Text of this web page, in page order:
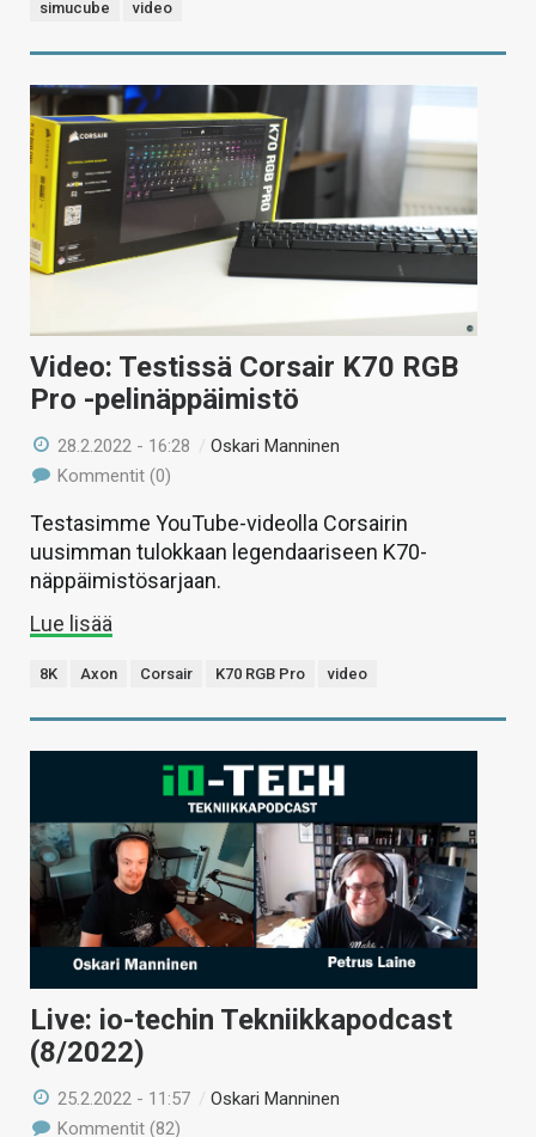
simucube
video
Video: Testissä Corsair K70 RGB
Pro -pelinäppäimistö
28.2.2022 - 16:28 /Oskari Manninen
Kommentit (0)
Testasimme YouTube-videolla Corsairin
uusimman tulokkaan legendaariseen K70-
näppäimistösarjaan.
Lue lisää
8K Axon Corsair K70 RGB Pro video
Live: io-techin Tekniikkapodcast
(8/2022)
25.2.2022 - 11:57 /Oskari Manninen
Kommentit (82)